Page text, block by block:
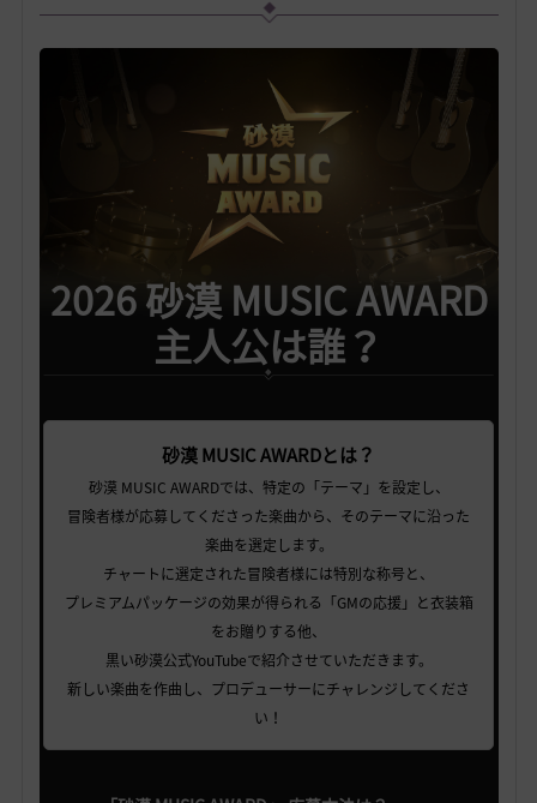
2026 砂漠 MUSIC AWARD
主人公は誰？
砂漠 MUSIC AWARDとは？
砂漠 MUSIC AWARDでは、特定の「テーマ」を設定し、
冒険者様が応募してくださった楽曲から、そのテーマに沿った
楽曲を選定します。
チャートに選定された冒険者様には特別な称号と、
プレミアムパッケージの効果が得られる「GMの応援」と衣装箱
をお贈りする他、
黒い砂漠公式YouTubeで紹介させていただきます。
新しい楽曲を作曲し、プロデューサーにチャレンジしてくださ
い！